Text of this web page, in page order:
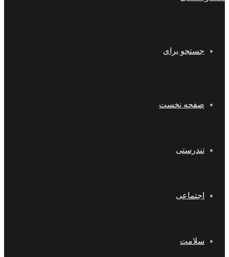
جستجو برای
صفحه نخست
تندرستی
اجتماعی
سلامت